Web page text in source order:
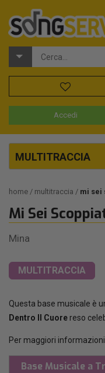
Accedi
MULTITRACCIA
home multitraccia mi sei
Mi Sei
Mina
MULTITRACCIA
Questa base musicale è
Dentro Il Cuore reso
Per maggiori
Base Musicale a